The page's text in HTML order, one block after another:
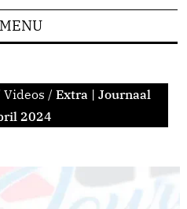
MENU
Videos / Extra | Journaal
2024